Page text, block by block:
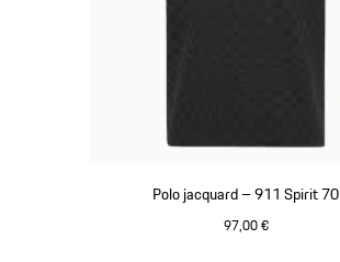
Polo jacquard – 911 Spirit 70
97,00 €